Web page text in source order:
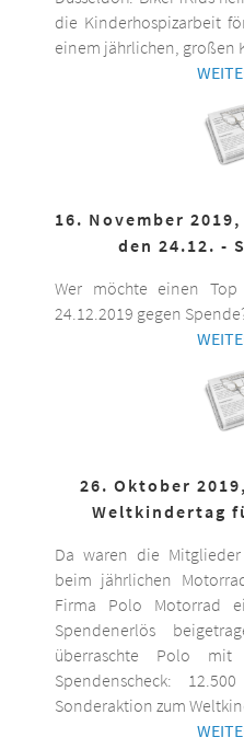
die Kinderhospizarbeit
einem jährlichen, großen
16. November
den 24.12. -
Wer möchte einen Top
24.12.2019 gegen
26. Oktober
Weltkindertag
Da waren die
beim jährlichen
Firma Polo Motorrad
Spendenerlös
überraschte Polo
Spendenscheck:
Sonderaktion zum